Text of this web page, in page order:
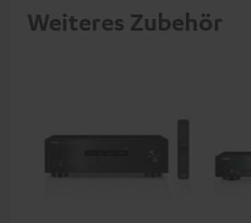
Weiteres Zubehör